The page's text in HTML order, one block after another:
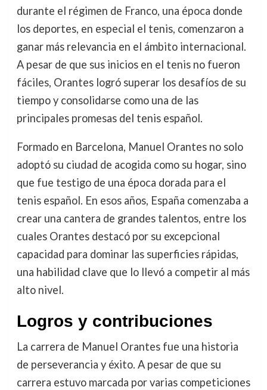
durante el régimen de Franco, una época donde
los deportes, en especial el tenis, comenzaron a
ganar más relevancia en el ámbito internacional.
A pesar de que sus inicios en el tenis no fueron
fáciles, Orantes logró superar los desafíos de su
tiempo y consolidarse como una de las
principales promesas del tenis español.
Formado en Barcelona, Manuel Orantes no solo
adoptó su ciudad de acogida como su hogar, sino
que fue testigo de una época dorada para el
tenis español. En esos años, España comenzaba a
crear una cantera de grandes talentos, entre los
cuales Orantes destacó por su excepcional
capacidad para dominar las superficies rápidas,
una habilidad clave que lo llevó a competir al más
alto nivel.
Logros y contribuciones
La carrera de Manuel Orantes fue una historia
de perseverancia y éxito. A pesar de que su
carrera estuvo marcada por varias competiciones